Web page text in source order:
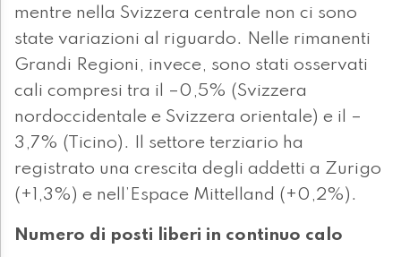
mentre nella Svizzera centrale non ci sono
state variazioni al riguardo. Nelle rimanenti
Grandi Regioni, invece, sono stati osservati
cali compresi tra il –0,5% (Svizzera
nordoccidentale e Svizzera orientale) e il –
3,7% (Ticino). Il settore terziario ha
registrato una crescita degli addetti a Zurigo
(+1,3%) e nell’Espace Mittelland (+0,2%).
Numero di posti liberi in continuo calo